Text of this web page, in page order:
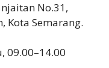
No.31,
Kota Semarang.
09.00–14.00